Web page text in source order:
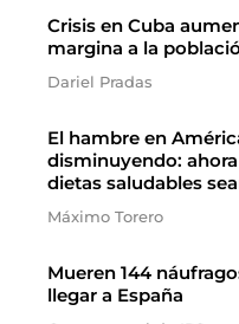
Crisis en Cuba
margina a la
Dariel Pradas
El hambre en
disminuyendo:
dietas saludables
Máximo Torero
Mueren 144
llegar a España